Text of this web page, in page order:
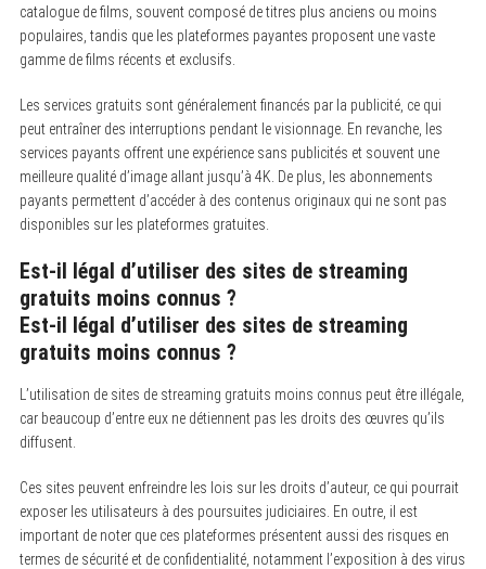
catalogue de films, souvent composé de titres plus anciens ou moins
populaires, tandis que les plateformes payantes proposent une vaste
gamme de films récents et exclusifs.
Les services gratuits sont généralement financés par la publicité, ce qui
peut entraîner des interruptions pendant le visionnage. En revanche, les
services payants offrent une expérience sans publicités et souvent une
meilleure qualité d’image allant jusqu’à 4K. De plus, les abonnements
payants permettent d’accéder à des contenus originaux qui ne sont pas
disponibles sur les plateformes gratuites.
Est-il légal d’utiliser des sites de streaming
gratuits moins connus ?
Est-il légal d’utiliser des sites de streaming
gratuits moins connus ?
L’utilisation de sites de streaming gratuits moins connus peut être illégale,
car beaucoup d’entre eux ne détiennent pas les droits des œuvres qu’ils
diffusent.
Ces sites peuvent enfreindre les lois sur les droits d’auteur, ce qui pourrait
exposer les utilisateurs à des poursuites judiciaires. En outre, il est
important de noter que ces plateformes présentent aussi des risques en
termes de sécurité et de confidentialité, notamment l’exposition à des virus